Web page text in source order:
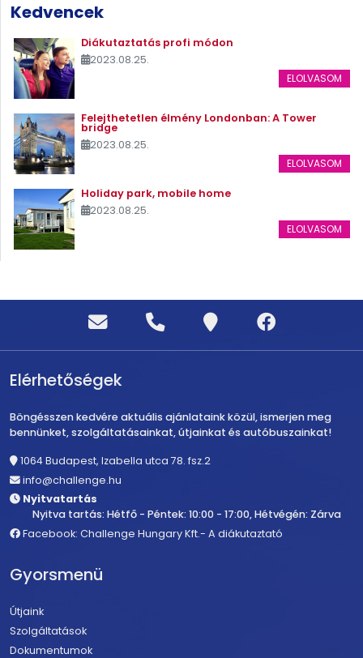
Kedvencek
Diákutaztatás profi módon
2023.08.25.
ELOLVASOM
Felejthetetlen élmény Londonban: A Tower
bridge
2023.08.25.
ELOLVASOM
Holiday park, mobile home
2023.08.25.
ELOLVASOM
Elérhetőségek
Böngésszen kedvére aktuális ajánlataink közül, ismerjen meg
bennünket, szolgáltatásainkat, útjainkat és autóbuszainkat!
1064 Budapest, Izabella utca 78. fsz.2
info@challenge.hu
Nyitvatartás
Nyitva tartás: Hétfő - Péntek: 10:00 - 17:00, Hétvégén: Zárva
Facebook: Challenge Hungary Kft.- A diákutaztató
Gyorsmenü
Útjaink
Szolgáltatások
Dokumentumok